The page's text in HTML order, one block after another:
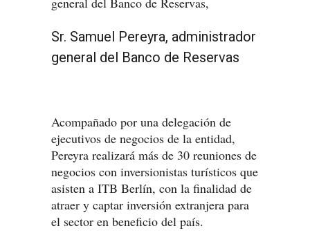
Sr. Samuel Pereyra, administrador
general del Banco de Reservas
Acompañado por una delegación de
ejecutivos de negocios de la entidad,
Pereyra realizará más de 30 reuniones de
negocios con inversionistas turísticos que
asisten a ITB Berlín, con la finalidad de
atraer y captar inversión extranjera para
el sector en beneficio del país.